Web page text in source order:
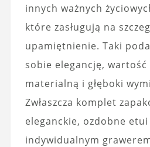
innych ważnych
które zasługują na
upamiętnienie. Taki
sobie elegancję, wartość
materialną i głęboki
Zwłaszcza komplet
eleganckie, ozdobne
indywidualnym